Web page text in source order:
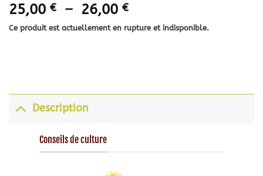
25,00 € – 26,00 €Plage
de
prix :
Ce produit est actuellement en rupture et indisponible.
Description
Conseils de culture